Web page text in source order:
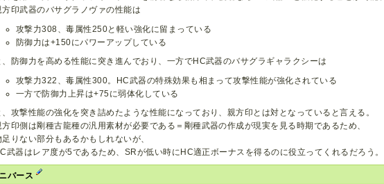
方印武器のバサグラノヴァの性能は
攻撃力308、毒属性250と軽い強化に留まっている
防御力は+150にパワーアップしている
、防御力を高める性能に突き進んでおり、一方でHC武器のバサグラギャラクシーは
攻撃力322、毒属性300。HC武器の特殊効果も相まって攻撃性能が強化されている
一方で防御力上昇は+75に弱体化している
、攻撃性能の強化を突き詰めたような性能になっており、親方印とは対となっていると言える。
方印側は剛種古龍種の汎用素材が必要である＝剛種武器の作成が現実を見る時期であるため、
足りない部分もあるかもしれないが、
武器はレア度が5であるため、SRが低い時にHC適正ボーナスを得るのに役立ってくれるだろう。
バース